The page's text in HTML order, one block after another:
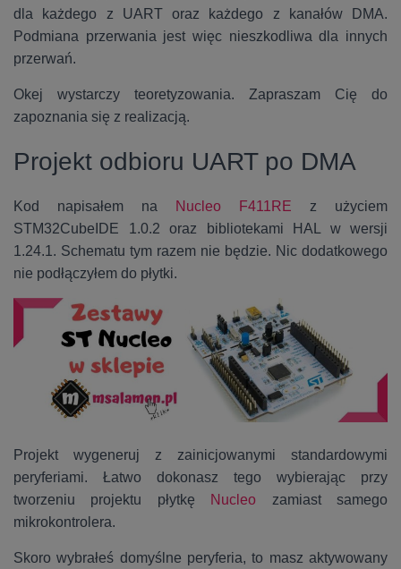
dla każdego z UART oraz każdego z kanałów DMA.
Podmiana przerwania jest więc nieszkodliwa dla innych
przerwań.
Okej wystarczy teoretyzowania. Zapraszam Cię do
zapoznania się z realizacją.
Projekt odbioru UART po DMA
Kod napisałem na Nucleo F411RE z użyciem
STM32CubeIDE 1.0.2 oraz bibliotekami HAL w wersji
1.24.1. Schematu tym razem nie będzie. Nic dodatkowego
nie podłączyłem do płytki.
Projekt wygeneruj z zainicjowanymi standardowymi
peryferiami. Łatwo dokonasz tego wybierając przy
tworzeniu projektu płytkę
Nucleo zamiast samego
mikrokontrolera.
Skoro wybrałeś domyślne peryferia, to masz aktywowany